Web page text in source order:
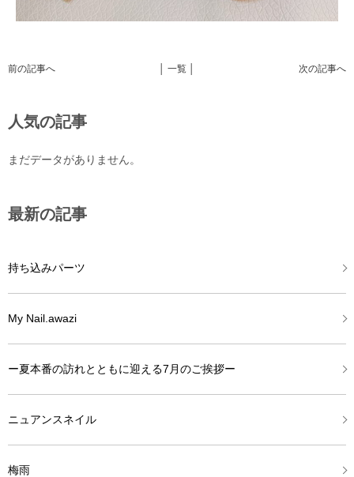
前の記事へ 次の記事へ
│ 一覧 │
人気の記事
まだデータがありません。
最新の記事
持ち込みパーツ
My Nail.awazi
ー夏本番の訪れとともに迎える7月のご挨拶ー
ニュアンスネイル
梅雨